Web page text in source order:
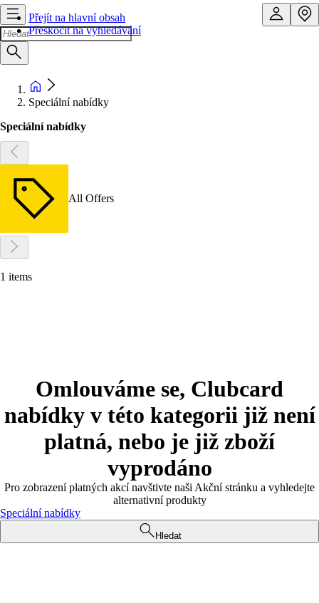
Přejít na hlavní obsah
Přeskočit na vyhledávání
Speciální nabídky
Speciální nabídky
All Offers
1 items
Omlouváme se, Clubcard
nabídky v této kategorii již není
platná, nebo je již zboží
vyprodáno
Pro zobrazení platných akcí navštivte naši Akční stránku a vyhledejte
alternativní produkty
Speciální nabídky
Hledat